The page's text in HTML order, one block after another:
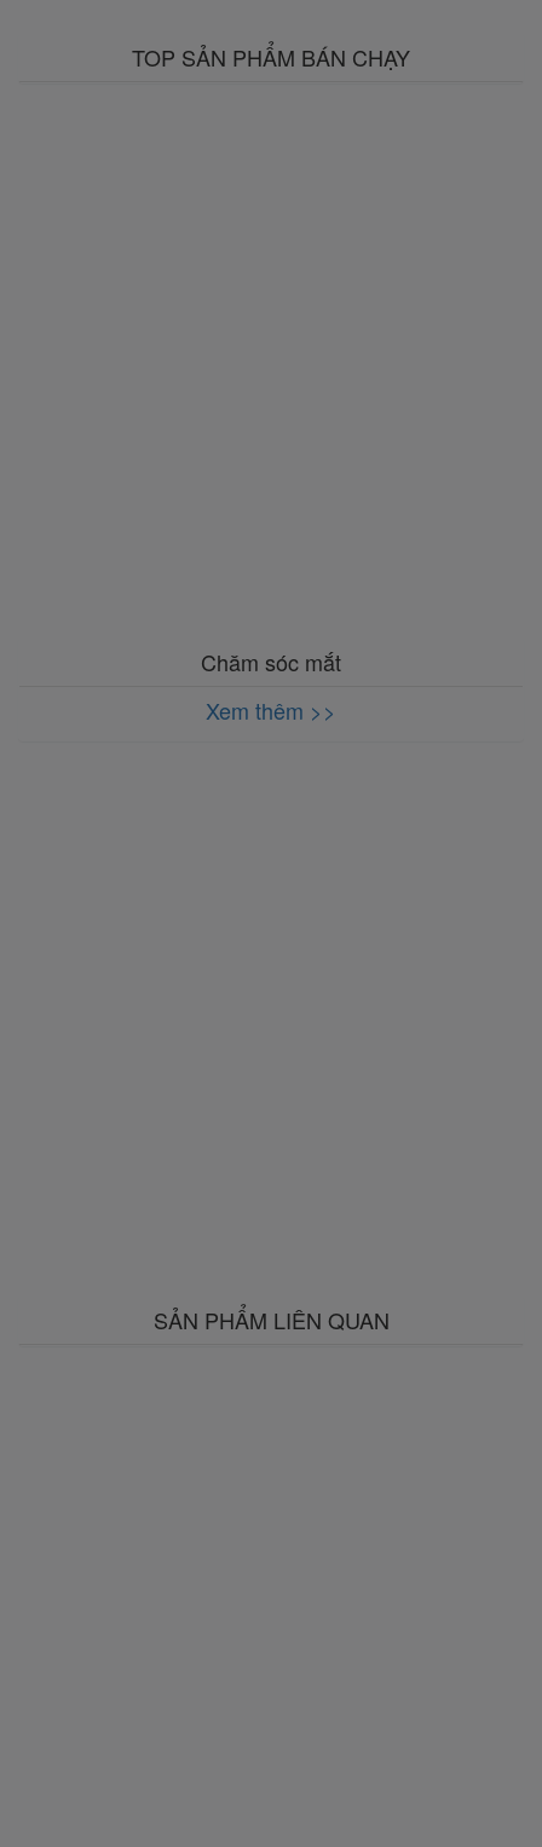
TOP SẢN PHẨM BÁN CHẠY
Chăm sóc mắt
Xem thêm >>
SẢN PHẨM LIÊN QUAN